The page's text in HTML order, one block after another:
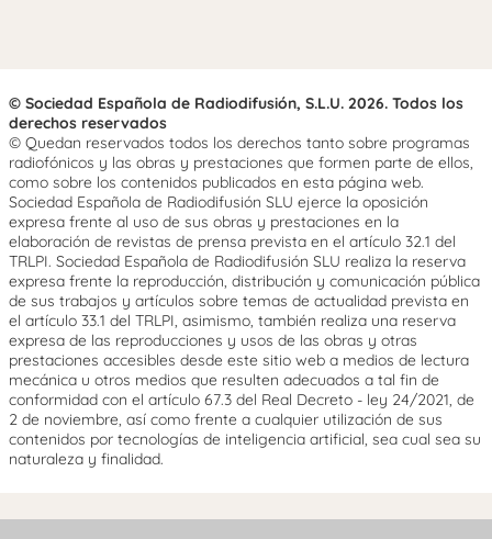
© Sociedad Española de Radiodifusión, S.L.U. 2026. Todos los
derechos reservados
© Quedan reservados todos los derechos tanto sobre programas
radiofónicos y las obras y prestaciones que formen parte de ellos,
como sobre los contenidos publicados en esta página web.
Sociedad Española de Radiodifusión SLU ejerce la oposición
expresa frente al uso de sus obras y prestaciones en la
elaboración de revistas de prensa prevista en el artículo 32.1 del
TRLPI. Sociedad Española de Radiodifusión SLU realiza la reserva
expresa frente la reproducción, distribución y comunicación pública
de sus trabajos y artículos sobre temas de actualidad prevista en
el artículo 33.1 del TRLPI, asimismo, también realiza una reserva
expresa de las reproducciones y usos de las obras y otras
prestaciones accesibles desde este sitio web a medios de lectura
mecánica u otros medios que resulten adecuados a tal fin de
conformidad con el artículo 67.3 del Real Decreto - ley 24/2021, de
2 de noviembre, así como frente a cualquier utilización de sus
contenidos por tecnologías de inteligencia artificial, sea cual sea su
naturaleza y finalidad.